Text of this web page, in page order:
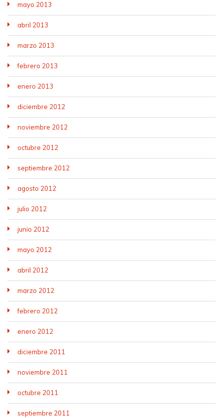
mayo 2013
abril 2013
marzo 2013
febrero 2013
enero 2013
diciembre 2012
noviembre 2012
octubre 2012
septiembre 2012
agosto 2012
julio 2012
junio 2012
mayo 2012
abril 2012
marzo 2012
febrero 2012
enero 2012
diciembre 2011
noviembre 2011
octubre 2011
septiembre 2011